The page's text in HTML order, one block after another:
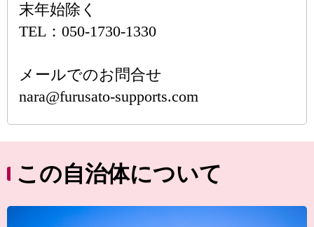
末年始除く
TEL：050-1730-1330
メールでのお問合せ
nara@furusato-supports.com
この自治体について